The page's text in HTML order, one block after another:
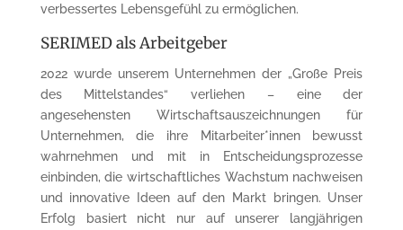
verbessertes Lebensgefühl zu ermöglichen.
SERIMED als Arbeitgeber
2022 wurde unserem Unternehmen der „Große Preis
des Mittelstandes“ verliehen – eine der
angesehensten Wirtschaftsauszeichnungen für
Unternehmen, die ihre Mitarbeiter*innen bewusst
wahrnehmen und mit in Entscheidungsprozesse
einbinden, die wirtschaftliches Wachstum nachweisen
und innovative Ideen auf den Markt bringen. Unser
Erfolg basiert nicht nur auf unserer langjährigen